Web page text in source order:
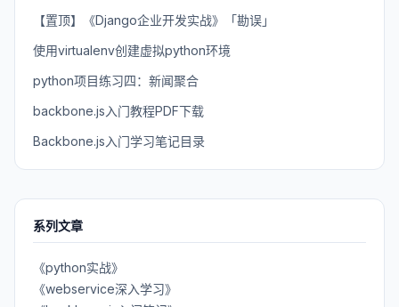
【置顶】《Django企业开发实战》「勘误」
使用virtualenv创建虚拟python环境
python项目练习四：新闻聚合
backbone.js入门教程PDF下载
Backbone.js入门学习笔记目录
系列文章
《python实战》
《webservice深入学习》